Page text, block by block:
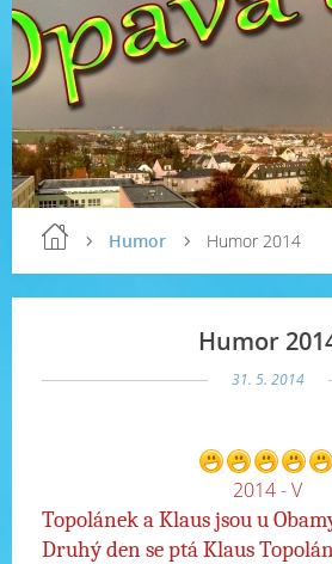
Humor Humor 2014
Humor
31. 5. 2014
2014 - V
Topolánek a Klaus jsou u
Druhý den se ptá Klaus